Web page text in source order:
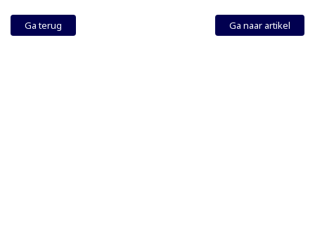
Ga terug Ga naar artikel